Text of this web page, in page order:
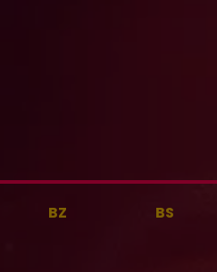
BZ BS